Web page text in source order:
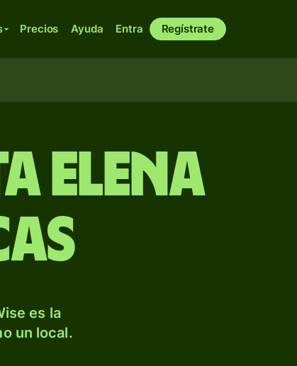
Precios Ayuda Entra Regístrate
Elena
es la
un local.